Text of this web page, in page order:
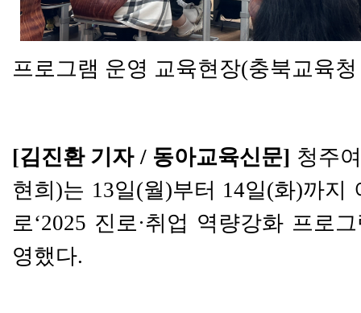
프로그램 운영 교육현장(충북교육
[김진환 기자/ 동아교육신문] 청주
현희 )는 13일(월)부터 14일(화)까지
로‘2025 진로·취업 역량강화 프로
영했다.